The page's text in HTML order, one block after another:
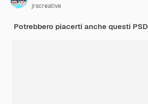
jrscreative
Potrebbero piacerti anche questi PSD